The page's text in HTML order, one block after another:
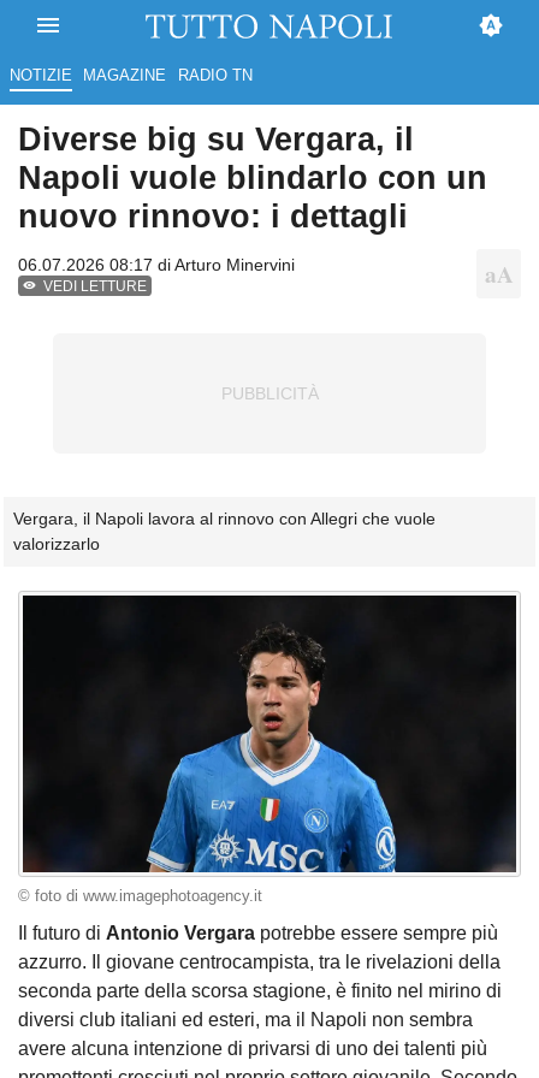
NOTIZIE MAGAZINE RADIO TN
Diverse big su Vergara, il
Napoli vuole blindarlo con un
nuovo rinnovo: i dettagli
06.07.2026 08:17 diArturo Minervini
VEDI LETTURE
Vergara, il Napoli lavora al rinnovo con Allegri che vuole
valorizzarlo
© foto di www.imagephotoagency.it
Il futuro di Antonio Vergara potrebbe essere sempre più
azzurro. Il giovane centrocampista, tra le rivelazioni della
seconda parte della scorsa stagione, è finito nel mirino di
diversi club italiani ed esteri, ma il Napoli non sembra
avere alcuna intenzione di privarsi di uno dei talenti più